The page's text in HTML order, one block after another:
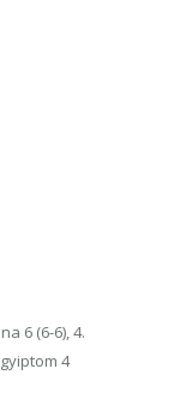
6 (6-6), 4.
4